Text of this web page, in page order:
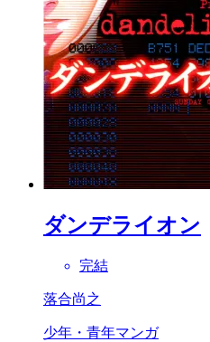
ダンデライオン
完結
落合尚之
少年・青年マンガ